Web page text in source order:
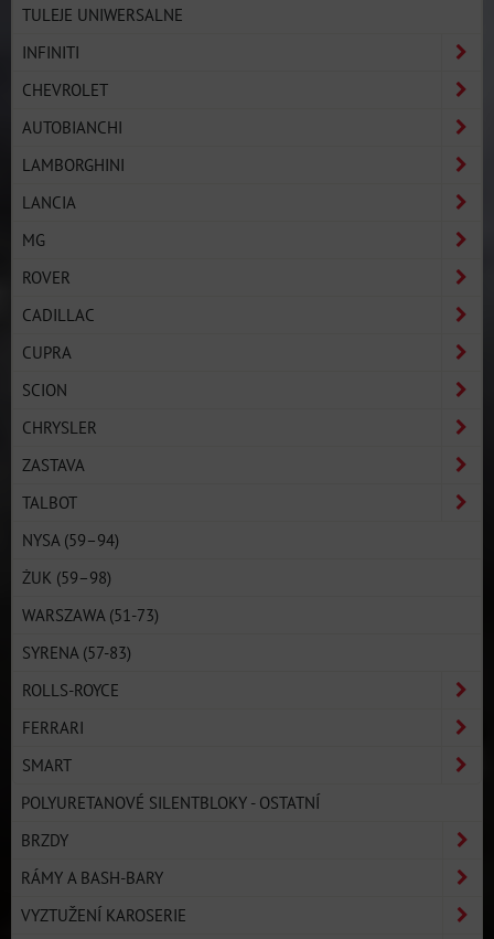
TULEJE UNIWERSALNE
INFINITI
CHEVROLET
AUTOBIANCHI
LAMBORGHINI
LANCIA
MG
ROVER
CADILLAC
CUPRA
SCION
CHRYSLER
ZASTAVA
TALBOT
NYSA (59–94)
ŻUK (59–98)
WARSZAWA (51-73)
SYRENA (57-83)
ROLLS-ROYCE
FERRARI
SMART
POLYURETANOVÉ SILENTBLOKY - OSTATNÍ
BRZDY
RÁMY A BASH-BARY
VYZTUŽENÍ KAROSERIE